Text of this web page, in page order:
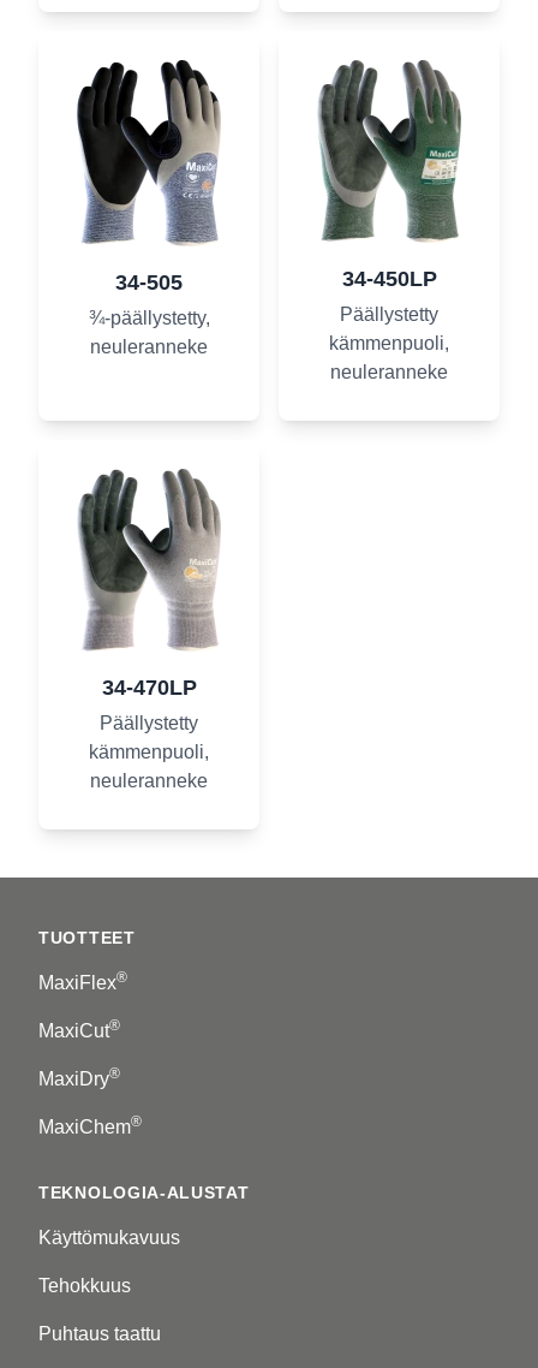
34-505
¾-päällystetty,
neuleranneke
34-450LP
Päällystetty
kämmenpuoli,
neuleranneke
34-470LP
Päällystetty
kämmenpuoli,
neuleranneke
TUOTTEET
MaxiFlex®
MaxiCut®
MaxiDry®
MaxiChem®
TEKNOLOGIA-ALUSTAT
Käyttömukavuus
Tehokkuus
Puhtaus taattu